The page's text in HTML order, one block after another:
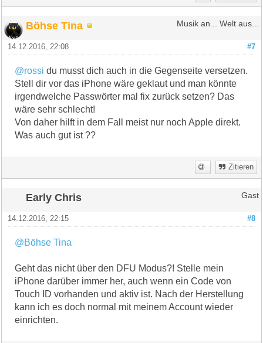
Böhse Tina Musik an... Welt aus...
#7
14.12.2016, 22:08
@rossi du musst dich auch in die Gegenseite versetzen.
Stell dir vor das iPhone wäre geklaut und man könnte
irgendwelche Passwörter mal fix zurück setzen? Das
wäre sehr schlecht!
Von daher hilft in dem Fall meist nur noch Apple direkt.
Was auch gut ist ??
Zitieren
Early Chris Gast
#8
14.12.2016, 22:15
@Böhse Tina
Geht das nicht über den DFU Modus?! Stelle mein
iPhone darüber immer her, auch wenn ein Code von
Touch ID vorhanden und aktiv ist. Nach der Herstellung
kann ich es doch normal mit meinem Account wieder
einrichten.